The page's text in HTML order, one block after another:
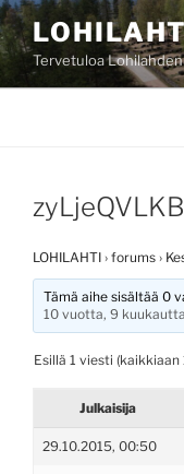
Siirry
sisältöön
Tervetuloa
LOHILAHTI › forums ›
Tämä aihe sisältää 0
10 vuotta, 9
Esillä 1 viesti (kaikkiaan
Julkaisija
29.10.2015, 00:50